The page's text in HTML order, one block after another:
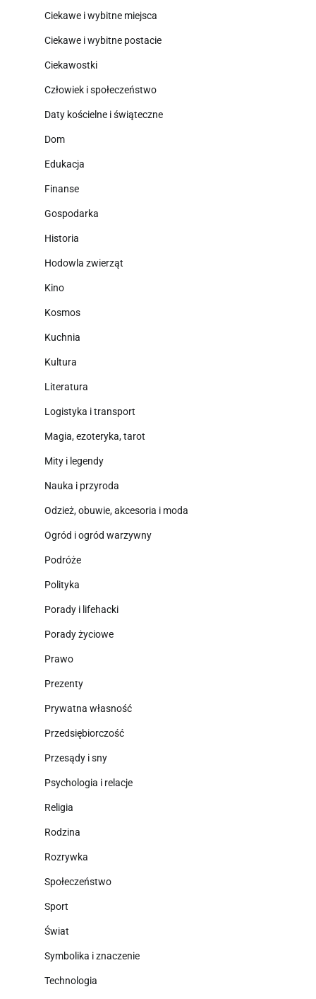
Ciekawe i wybitne miejsca
Ciekawe i wybitne postacie
Ciekawostki
Człowiek i społeczeństwo
Daty kościelne i świąteczne
Dom
Edukacja
Finanse
Gospodarka
Historia
Hodowla zwierząt
Kino
Kosmos
Kuchnia
Kultura
Literatura
Logistyka i transport
Magia, ezoteryka, tarot
Mity i legendy
Nauka i przyroda
Odzież, obuwie, akcesoria i moda
Ogród i ogród warzywny
Podróże
Polityka
Porady i lifehacki
Porady życiowe
Prawo
Prezenty
Prywatna własność
Przedsiębiorczość
Przesądy i sny
Psychologia i relacje
Religia
Rodzina
Rozrywka
Społeczeństwo
Sport
Świat
Symbolika i znaczenie
Technologia